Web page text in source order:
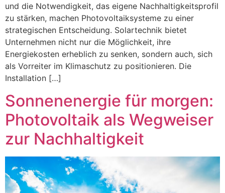
und die Notwendigkeit, das eigene Nachhaltigkeitsprofil
zu stärken, machen Photovoltaiksysteme zu einer
strategischen Entscheidung. Solartechnik bietet
Unternehmen nicht nur die Möglichkeit, ihre
Energiekosten erheblich zu senken, sondern auch, sich
als Vorreiter im Klimaschutz zu positionieren. Die
Installation […]
Sonnenenergie für morgen:
Photovoltaik als Wegweiser
zur Nachhaltigkeit